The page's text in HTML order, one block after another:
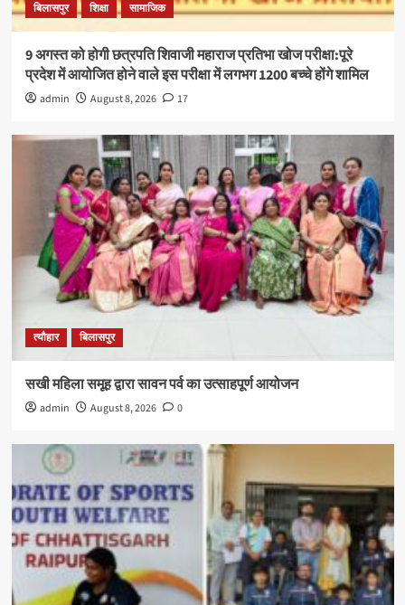
बिलासपुर शिक्षा सामाजिक
9 अगस्त को होगी छत्रपति शिवाजी महाराज प्रतिभा खोज परीक्षा:पूरे
प्रदेश में आयोजित होने वाले इस परीक्षा में लगभग 1200 बच्चे होंगे शामिल
admin August 8, 2026 17
त्यौहार बिलासपुर
सखी महिला समूह द्वारा सावन पर्व का उत्साहपूर्ण आयोजन
admin August 8, 2026 0